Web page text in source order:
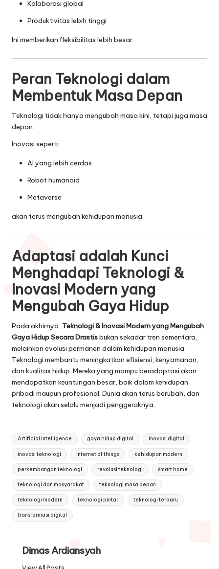
Kolaborasi global
Produktivitas lebih tinggi
Ini memberikan fleksibilitas lebih besar.
Peran Teknologi dalam
Membentuk Masa Depan
Teknologi tidak hanya mengubah masa kini, tetapi juga masa
depan.
Inovasi seperti:
AI yang lebih cerdas
Robot humanoid
Metaverse
akan terus mengubah kehidupan manusia.
Adaptasi adalah Kunci
Menghadapi Teknologi &
Inovasi Modern yang
Mengubah Gaya Hidup
Pada akhirnya, Teknologi & Inovasi Modern yang Mengubah
Gaya Hidup Secara Drastisbukan sekadar tren sementara,
melainkan evolusi permanen dalam kehidupan manusia.
Teknologi membantu meningkatkan efisiensi, kenyamanan,
dan kualitas hidup. Mereka yang mampu beradaptasi akan
mendapatkan keuntungan besar, baik dalam kehidupan
pribadi maupun profesional. Dunia akan terus berubah, dan
teknologi akan selalu menjadi penggeraknya.
Tags:
Artificial Intelligence gaya hidup digital inovasi digital
inovasi teknologi internet of things kehidupan modern
perkembangan teknologi revolusi teknologi smart home
teknologi dan masyarakat teknologi masa depan
teknologi modern teknologi pintar teknologi terbaru
transformasi digital
Dimas Ardiansyah